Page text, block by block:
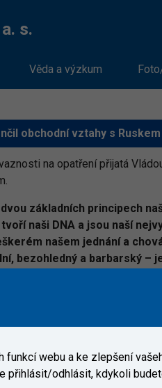
s.
Věda a výzkum
obchodní vztahy s
na opatření přijatá
základních principech
naši DNA a jsou naší
našem jednání a
bezohledný a barbarský –
veškeré své obchodní
a certifikaci
na poskytování
železničních systémů a
železniční systémy a drážní
instituce, a to jak v tuzemsku,
webu a ke zlepšení
přihlásit/odhlásit, kdykoli